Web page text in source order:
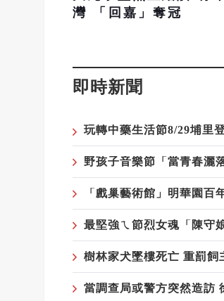
灣 「回嘉」奪冠
即時新聞
玩轉中藥生活節8/29埔里
「戲巢藝術館」明華園百
樹林家犬墜樓死亡 重罰飼